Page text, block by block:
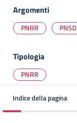
Argomenti
PNRR PNSD
Tipologia
PNRR
Indice della pagina